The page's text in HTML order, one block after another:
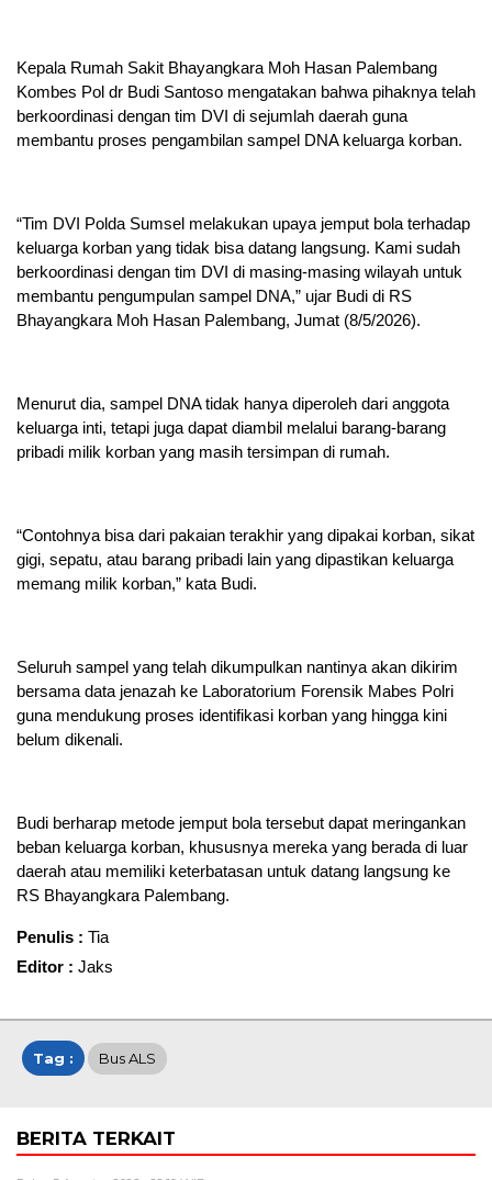
Kepala Rumah Sakit Bhayangkara Moh Hasan Palembang
Kombes Pol dr Budi Santoso mengatakan bahwa pihaknya telah
berkoordinasi dengan tim DVI di sejumlah daerah guna
membantu proses pengambilan sampel DNA keluarga korban.
“Tim DVI Polda Sumsel melakukan upaya jemput bola terhadap
keluarga korban yang tidak bisa datang langsung. Kami sudah
berkoordinasi dengan tim DVI di masing-masing wilayah untuk
membantu pengumpulan sampel DNA,” ujar Budi di RS
Bhayangkara Moh Hasan Palembang, Jumat (8/5/2026).
Menurut dia, sampel DNA tidak hanya diperoleh dari anggota
keluarga inti, tetapi juga dapat diambil melalui barang-barang
pribadi milik korban yang masih tersimpan di rumah.
“Contohnya bisa dari pakaian terakhir yang dipakai korban, sikat
gigi, sepatu, atau barang pribadi lain yang dipastikan keluarga
memang milik korban,” kata Budi.
Seluruh sampel yang telah dikumpulkan nantinya akan dikirim
bersama data jenazah ke Laboratorium Forensik Mabes Polri
guna mendukung proses identifikasi korban yang hingga kini
belum dikenali.
Budi berharap metode jemput bola tersebut dapat meringankan
beban keluarga korban, khususnya mereka yang berada di luar
daerah atau memiliki keterbatasan untuk datang langsung ke
RS Bhayangkara Palembang.
Penulis : Tia
Editor : Jaks
Tag : Bus ALS
BERITA TERKAIT